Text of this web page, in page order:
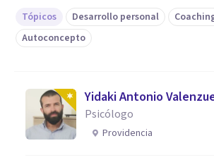
Tópicos Desarrollo personal
Autoconcepto
Yidaki Antonio
Psicólogo
Providencia